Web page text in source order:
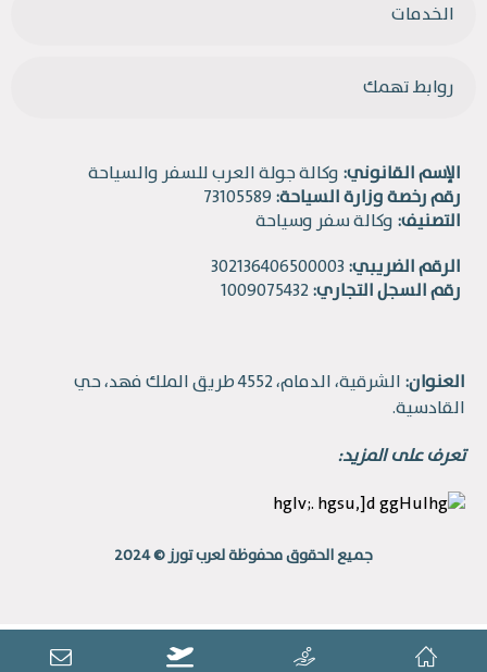
الخدمات
روابط تهمك
الإسم القانوني: وكالة جولة العرب للسفر والسياحة
رقم رخصة وزارة السياحة:
التصنيف: وكالة سفر وسياحة
الرقم الضريبي:
رقم السجل التجاري:
العنوان:
الشرقية، الدمام، 4552 طريق الملك فهد، حي
القادسية.
تعرف على المزيد:
جميع الحقوق محفوظة لعرب تورز © 2024